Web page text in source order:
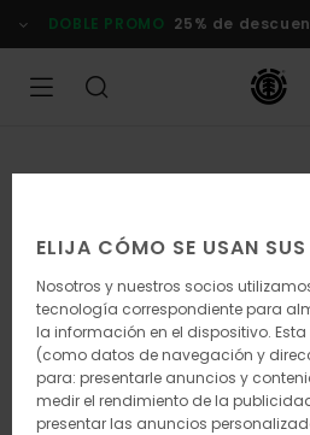
la
DOBLE PROMO 25% de
ELIJA CÓMO SE USAN
Nosotros y nuestros socios
tecnología correspondiente para
la información en el dispositivo.
(como datos de navegación y
para: presentarle anuncios y
medir el rendimiento de la
presentar las anuncios